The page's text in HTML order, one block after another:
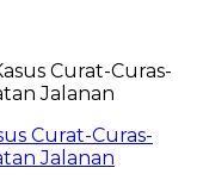
Curat-Curas-
Jalanan